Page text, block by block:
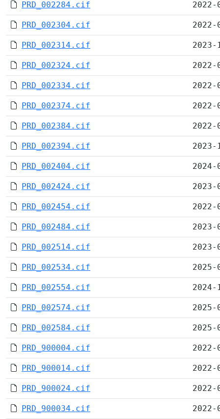
PRD_002284.cif
PRD_002304.cif
PRD_002314.cif
PRD_002324.cif
PRD_002334.cif
PRD_002374.cif
PRD_002384.cif
PRD_002394.cif
PRD_002404.cif
PRD_002424.cif
PRD_002454.cif
PRD_002484.cif
PRD_002514.cif
PRD_002534.cif
PRD_002554.cif
PRD_002574.cif
PRD_002584.cif
PRD_900004.cif
PRD_900014.cif
PRD_900024.cif
PRD_900034.cif